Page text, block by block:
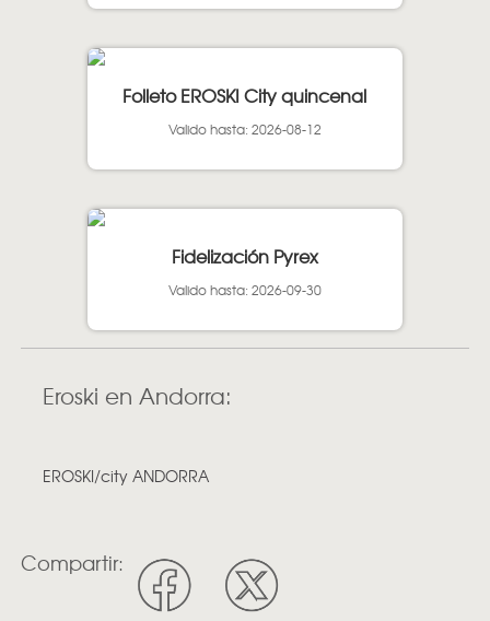
Folleto EROSKI City quincenal
Valido hasta: 2026-08-12
Fidelización Pyrex
Valido hasta: 2026-09-30
Eroski en Andorra:
EROSKI/city ANDORRA
Compartir: